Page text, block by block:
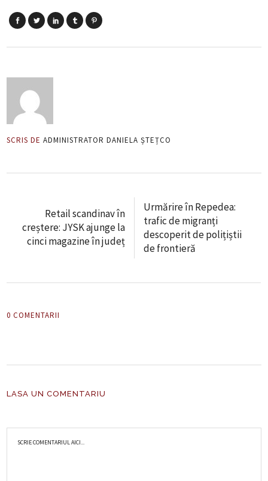
SCRIS DE ADMINISTRATOR DANIELA ȘTEȚCO
Retail scandinav în
creștere: JYSK ajunge la
cinci magazine în județ
Urmărire în Repedea:
trafic de migranți
descoperit de polițiștii
de frontieră
0 COMENTARII
LASA UN COMENTARIU